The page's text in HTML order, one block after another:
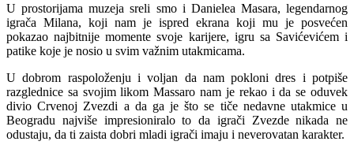
U prostorijama muzeja sreli smo i Danielea Masara, legendarnog
igrača Milana, koji nam je ispred ekrana koji mu je posvećen
pokazao najbitnije momente svoje karijere, igru sa Savićevićem i
patike koje je nosio u svim važnim utakmicama.
U dobrom raspoloženju i voljan da nam pokloni dres i potpiše
razglednice sa svojim likom Massaro nam je rekao i da se oduvek
divio Crvenoj Zvezdi a da ga je što se tiče nedavne utakmice u
Beogradu najviše impresioniralo to da igrači Zvezde nikada ne
odustaju, da ti zaista dobri mladi igrači imaju i neverovatan karakter.